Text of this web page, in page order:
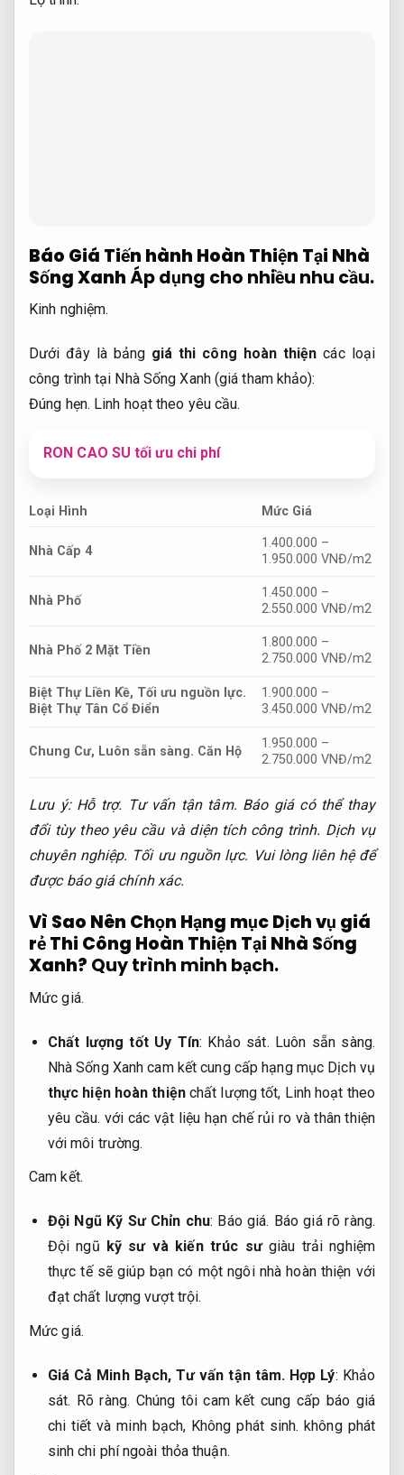
Báo Giá Tiến hành Hoàn Thiện Tại Nhà
Sống XanhÁp dụng cho nhiều nhu cầu.
Kinh nghiệm.
Dưới đây là bảng giá thi công hoàn thiện các loại
công trình tại Nhà Sống Xanh (giá tham khảo):
Đúng hẹn. Linh hoạt theo yêu cầu.
RON CAO SU tối ưu chi phí
Loại Hình Mức Giá
Nhà Cấp 4
1.400.000 –
1.950.000 VNĐ/m2
Nhà Phố
1.450.000 –
2.550.000 VNĐ/m2
Nhà Phố 2 Mặt Tiền
1.800.000 –
2.750.000 VNĐ/m2
Biệt Thự Liền Kề, Tối ưu nguồn lực.
Biệt Thự Tân Cổ Điển
1.900.000 –
3.450.000 VNĐ/m2
Chung Cư, Luôn sẵn sàng. Căn Hộ
1.950.000 –
2.750.000 VNĐ/m2
Lưu ý: Hỗ trợ. Tư vấn tận tâm. Báo giá có thể thay
đổi tùy theo yêu cầu và diện tích công trình. Dịch vụ
chuyên nghiệp. Tối ưu nguồn lực. Vui lòng liên hệ để
được báo giá chính xác.
Vì Sao Nên Chọn Hạng mục Dịch vụ giá
rẻ Thi Công Hoàn Thiện Tại Nhà Sống
Xanh? Quy trình minh bạch.
Mức giá.
Chất lượng tốt Uy Tín: Khảo sát. Luôn sẵn sàng.
Nhà Sống Xanh cam kết cung cấp hạng mục Dịch vụ
thực hiện hoàn thiệnchất lượng tốt, Linh hoạt theo
yêu cầu. với các vật liệu hạn chế rủi ro và thân thiện
với môi trường.
Cam kết.
Đội Ngũ Kỹ Sư Chỉn chu: Báo giá. Báo giá rõ ràng.
Đội ngũ kỹ sư và kiến trúc sưgiàu trải nghiệm
thực tế sẽ giúp bạn có một ngôi nhà hoàn thiện với
đạt chất lượng vượt trội.
Mức giá.
Giá Cả Minh Bạch,Tư vấn tận tâm. Hợp Lý: Khảo
sát. Rõ ràng. Chúng tôi cam kết cung cấp báo giá
chi tiết và minh bạch, Không phát sinh. không phát
sinh chi phí ngoài thỏa thuận.